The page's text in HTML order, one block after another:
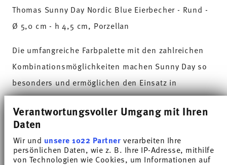
Verantwortungsvoller Umgang mit Ihren
Daten
Wir und unsere 1022 Partnerverarbeiten Ihre
persönlichen Daten, wie z. B. Ihre IP-Adresse, mithilfe
von Technologien wie Cookies, um Informationen auf
Thomas Sunny Day Nordic Blue Eierbecher - Rund -
Ø 5,0 cm - h 4,5 cm, Porzellan
Die umfangreiche Farbpalette mit den zahlreichen
Kombinationsmöglichkeiten machen Sunny Day so
besonders und ermöglichen den Einsatz in
verschiedensten Koch- und Küchenwelten. Auf
sympathische und gut gelaunte Weise sorgt Sunny
Day dafür, dass jeder Tag einfach unverwechselbar
wird. HAVE A SUNNY DAY!